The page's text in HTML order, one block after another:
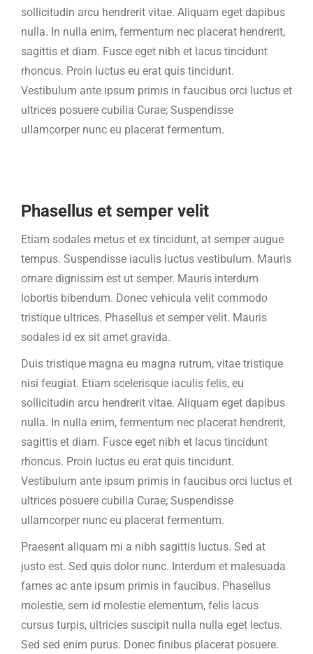
sollicitudin arcu hendrerit vitae. Aliquam eget dapibus
nulla. In nulla enim, fermentum nec placerat hendrerit,
sagittis et diam. Fusce eget nibh et lacus tincidunt
rhoncus. Proin luctus eu erat quis tincidunt.
Vestibulum ante ipsum primis in faucibus orci luctus et
ultrices posuere cubilia Curae; Suspendisse
ullamcorper nunc eu placerat fermentum.
Phasellus et semper velit
Etiam sodales metus et ex tincidunt, at semper augue
tempus. Suspendisse iaculis luctus vestibulum. Mauris
ornare dignissim est ut semper. Mauris interdum
lobortis bibendum. Donec vehicula velit commodo
tristique ultrices. Phasellus et semper velit. Mauris
sodales id ex sit amet gravida.
Duis tristique magna eu magna rutrum, vitae tristique
nisi feugiat. Etiam scelerisque iaculis felis, eu
sollicitudin arcu hendrerit vitae. Aliquam eget dapibus
nulla. In nulla enim, fermentum nec placerat hendrerit,
sagittis et diam. Fusce eget nibh et lacus tincidunt
rhoncus. Proin luctus eu erat quis tincidunt.
Vestibulum ante ipsum primis in faucibus orci luctus et
ultrices posuere cubilia Curae; Suspendisse
ullamcorper nunc eu placerat fermentum.
Praesent aliquam mi a nibh sagittis luctus. Sed at
justo est. Sed quis dolor nunc. Interdum et malesuada
fames ac ante ipsum primis in faucibus. Phasellus
molestie, sem id molestie elementum, felis lacus
cursus turpis, ultricies suscipit nulla nulla eget lectus.
Sed sed enim purus. Donec finibus placerat posuere.